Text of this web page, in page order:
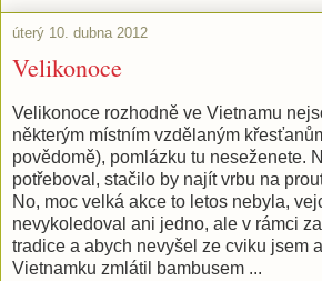
úterý 10. dubna 2012
Velikonoce
Velikonoce rozhodně ve Vietnamu
některým místním vzdělaným
povědomě), pomlázku tu neseženete.
potřeboval, stačilo by najít vrbu na
No, moc velká akce to letos nebyla,
nevykoledoval ani jedno, ale v rámci
tradice a abych nevyšel ze cviku jsem
Vietnamku zmlátil bambusem ...